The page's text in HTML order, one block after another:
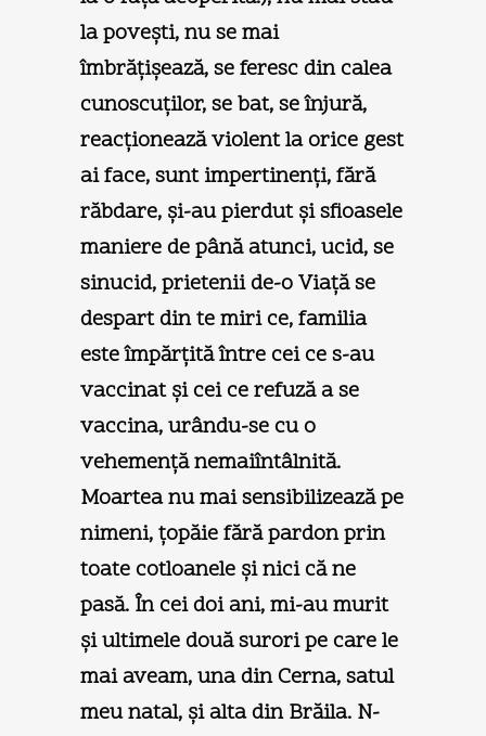
la poveşti, nu se mai
îmbrăţişează, se feresc din calea
cunoscuţilor, se bat, se înjură,
reacţionează violent la orice gest
ai face, sunt impertinenţi, fără
răbdare, şi-au pierdut şi sfioasele
maniere de până atunci, ucid, se
sinucid, prietenii de-o Viaţă se
despart din te miri ce, familia
este împărţită între cei ce s-au
vaccinat şi cei ce refuză a se
vaccina, urându-se cu o
vehemenţă nemaiîntâlnită.
Moartea nu mai sensibilizează pe
nimeni, ţopăie fără pardon prin
toate cotloanele şi nici că ne
pasă. În cei doi ani, mi-au murit
şi ultimele două surori pe care le
mai aveam, una din Cerna, satul
meu natal, şi alta din Brăila. N-